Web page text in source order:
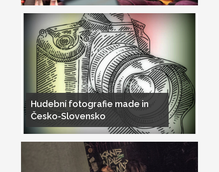
Hudební fotografie made in
Česko-Slovensko